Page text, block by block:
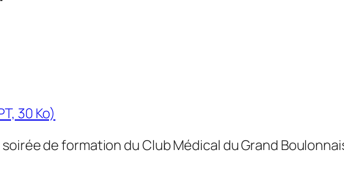
30 Ko)
de formation du Club Médical du Grand